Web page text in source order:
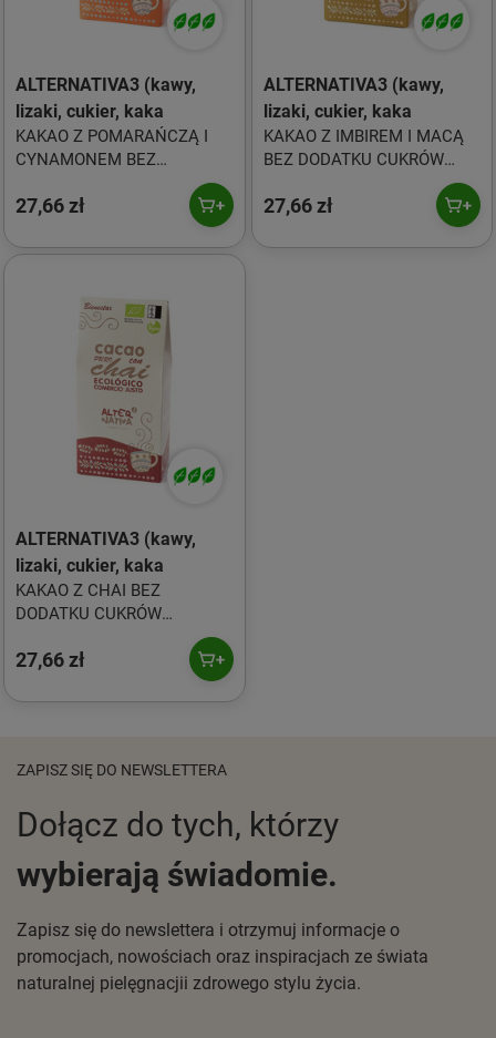
ALTERNATIVA3 (kawy,
lizaki, cukier, kaka
KAKAO Z POMARAŃCZĄ I
CYNAMONEM BEZ
BEZGLUTENOWE BIO 125 g -
27,66 zł
ALTERNATIVA3 (kawy,
lizaki, cukier, kaka
KAKAO Z IMBIREM I MACĄ
BEZ DODATKU CUKRÓW
BEZGLUTENOWE BIO 125 g -
ALTERNATIVA3
27,66 zł
ALTERNATIVA3 (kawy,
lizaki, cukier, kaka
KAKAO Z CHAI BEZ
DODATKU CUKRÓW
BEZGLUTENOWE BIO 125 g -
ALTERNATIVA3
27,66 zł
ZAPISZ SIĘ DO NEWSLETTERA
Dołącz do tych, którzy
wybierają świadomie.
Zapisz się do newslettera i otrzymuj informacje o
promocjach, nowościach oraz inspiracjach ze świata
naturalnej pielęgnacjii zdrowego stylu życia.